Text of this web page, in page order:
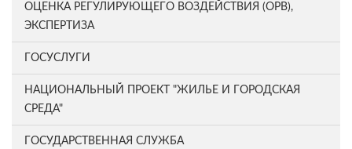
ОЦЕНКА РЕГУЛИРУЮЩЕГО ВОЗДЕЙСТВИЯ (ОРВ),
ЭКСПЕРТИЗА
ГОСУСЛУГИ
НАЦИОНАЛЬНЫЙ ПРОЕКТ "ЖИЛЬЕ И ГОРОДСКАЯ
СРЕДА"
ГОСУДАРСТВЕННАЯ СЛУЖБА